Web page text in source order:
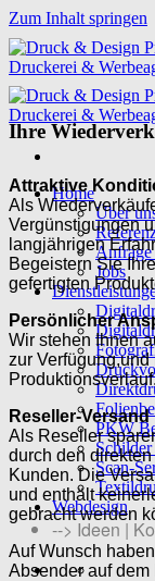
Zum Inhalt springen
Home
Über
Jobs
PKW
Scan-
Webdesign
--> Ideen |
Ihre
Attraktive
Als
Vergünstigungen
langjährigen
Begeistern Sie
gefertigten
Persönlicher
Wir stehen Ihnen
zur
Reseller-Versand
Als Reseller
durch den
Kunden. Die
und enthält
gebracht werden
Auf Wunsch
Absender auf